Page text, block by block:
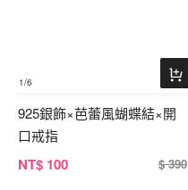
1/6
925銀飾×芭蕾風蝴蝶結×開
口戒指
NT$ 100 $ 390